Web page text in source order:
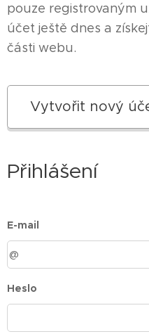
pouze registrovaným
účet ještě dnes a
části webu.
Vytvořit nový
Přihlášení
E-mail
Heslo